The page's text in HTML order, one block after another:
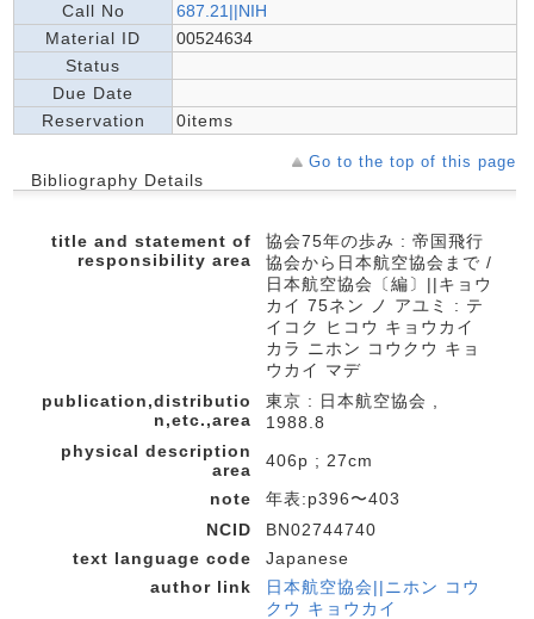
Call No
687.21||NIH
Material ID
00524634
Status
Due Date
Reservation
0items
Go to the top of this page
Bibliography Details
title and statement of
responsibility area
協会75年の歩み : 帝国飛行
協会から日本航空協会まで /
日本航空協会〔編〕||キョウ
カイ 75ネン ノ アユミ : テ
イコク ヒコウ キョウカイ
カラ ニホン コウクウ キョ
ウカイ マデ
publication,distributio
n,etc.,area
東京 : 日本航空協会 ,
1988.8
physical description
area
406p ; 27cm
note
年表:p396〜403
NCID
BN02744740
text language code
Japanese
author link
日本航空協会||ニホン コウ
クウ キョウカイ